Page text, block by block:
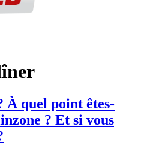
À quel point êtes-
? Et si vous